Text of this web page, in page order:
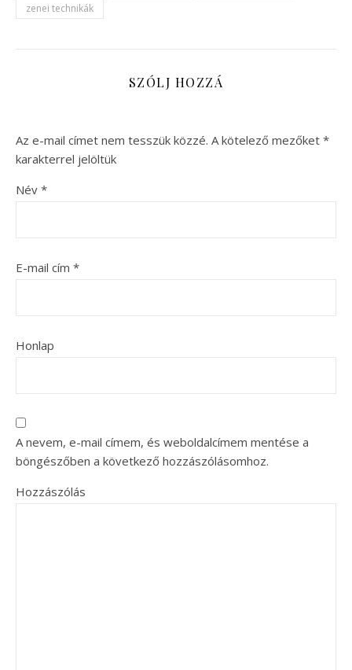
zenei technikák
SZÓLJ HOZZÁ
Az e-mail címet nem tesszük közzé. A kötelező mezőket *
karakterrel jelöltük
Név *
E-mail cím *
Honlap
A nevem, e-mail címem, és weboldalcímem mentése a
böngészőben a következő hozzászólásomhoz.
Hozzászólás